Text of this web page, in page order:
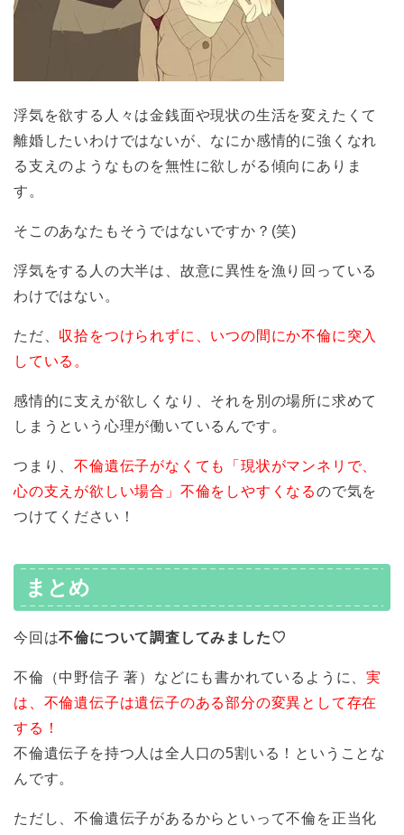
浮気を欲する人々は金銭面や現状の生活を変えたくて
離婚したいわけではないが、なにか感情的に強くなれ
る支えのようなものを無性に欲しがる傾向にありま
す。
そこのあなたもそうではないですか？(笑)
浮気をする人の大半は、故意に異性を漁り回っている
わけではない。
ただ、 収拾をつけられずに、いつの間にか不倫に突入
している。
感情的に支えが欲しくなり、それを別の場所に求めて
しまうという心理が働いているんです。
つまり、不倫遺伝子がなくても「現状がマンネリで、
心の支えが欲しい場合」不倫をしやすくなるので気を
つけてください！
まとめ
今回は不倫について調査してみました♡
不倫（中野信子 著）などにも書かれているように、実
は、不倫遺伝子は遺伝子のある部分の変異として存在
する！
不倫遺伝子を持つ人は全人口の5割いる！ということな
んです。
ただし、不倫遺伝子があるからといって不倫を正当化